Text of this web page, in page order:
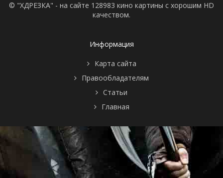
© "ХДРЕЗКА" - на сайте 128983 кино картины с хорошим HD
качеством.
Информация
Карта сайта
Правообладателям
Статьи
Главная